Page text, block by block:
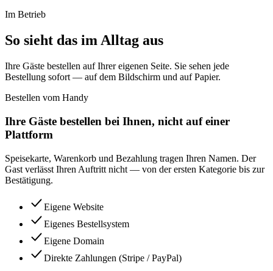
Im Betrieb
So sieht das im Alltag aus
Ihre Gäste bestellen auf Ihrer eigenen Seite. Sie sehen jede
Bestellung sofort — auf dem Bildschirm und auf Papier.
Bestellen vom Handy
Ihre Gäste bestellen bei Ihnen, nicht auf einer
Plattform
Speisekarte, Warenkorb und Bezahlung tragen Ihren Namen. Der
Gast verlässt Ihren Auftritt nicht — von der ersten Kategorie bis zur
Bestätigung.
Eigene Website
Eigenes Bestellsystem
Eigene Domain
Direkte Zahlungen (Stripe / PayPal)